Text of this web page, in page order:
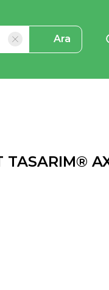
Ara
TASARIM®